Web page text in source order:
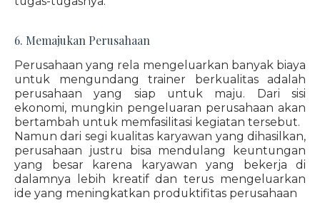
6. Memajukan Perusahaan
Perusahaan yang rela mengeluarkan banyak biaya
untuk mengundang trainer berkualitas adalah
perusahaan yang siap untuk maju. Dari sisi
ekonomi, mungkin pengeluaran perusahaan akan
bertambah untuk memfasilitasi kegiatan tersebut.
Namun dari segi kualitas karyawan yang dihasilkan,
perusahaan justru bisa mendulang keuntungan
yang besar karena karyawan yang bekerja di
dalamnya lebih kreatif dan terus mengeluarkan
ide yang meningkatkan produktifitas perusahaan